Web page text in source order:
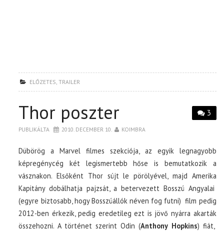
ELŐZETES ,TRAILER
3
Thor poszter
PUBLIKÁLTA 2010. DECEMBER 10. KOIMBRA
Dübörög a Marvel filmes szekciója, az egyik legnagyobb
képregénycég két legismertebb hőse is bemutatkozik a
vásznakon. Elsőként Thor sújt le pörölyével, majd Amerika
Kapitány dobálhatja pajzsát, a betervezett Bosszú Angyalai
(egyre biztosabb, hogy Bosszúállók néven fog futni) film pedig
2012-ben érkezik, pedig eredetileg ezt is jövő nyárra akarták
összehozni. A történet szerint Odin (Anthony Hopkins) fiát,